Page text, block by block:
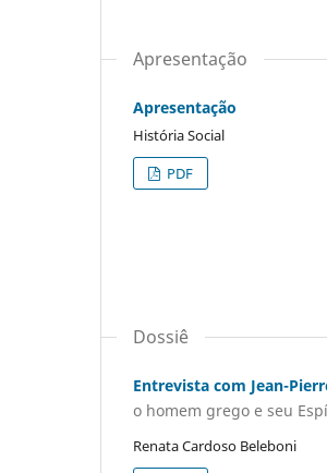
Apresentação
Apresentação
História Social
PDF
Dossiê
Entrevista com Jean-
o homem grego e seu
Renata Cardoso Beleboni